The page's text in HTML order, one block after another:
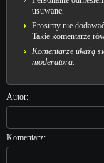
usuwane.
Prosimy nie
Takie komentarze
Komentarze ukażą
moderatora.
Autor:
Komentarz: